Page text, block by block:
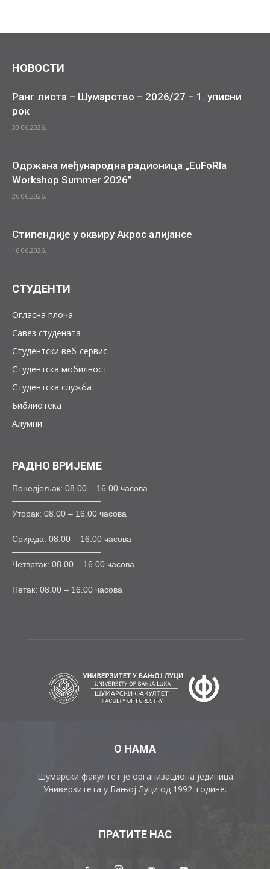
НОВОСТИ
Ранг листа – Шумарство – 2026/27 – 1. уписни
рок
30.06.2026.
Одржана међународна радионица „EuFoRIa
Workshop Summer 2026”
26.06.2026.
Стипендије у оквиру Акрос алијансе
16.06.2026.
СТУДЕНТИ
Огласна плоча
Савез студената
Студентски веб-сервис
Студентска мобилност
Студентска служба
Библиотека
Алумни
РАДНО ВРИЈЕМЕ
Понедјељак: 08.00 – 16.00 часова
——————————–
Уторак: 08.00 – 16.00 часова
——————————–
Сриједа: 08.00 – 16.00 часова
——————————–
Четвртак: 08.00 – 16.00 часова
——————————–
Петак: 08.00 – 16.00 часова
О НАМА
Шумарски факултет је организациона јединица
Универзитета у Бањој Луци од 1992. године.
ПРАТИТЕ НАС